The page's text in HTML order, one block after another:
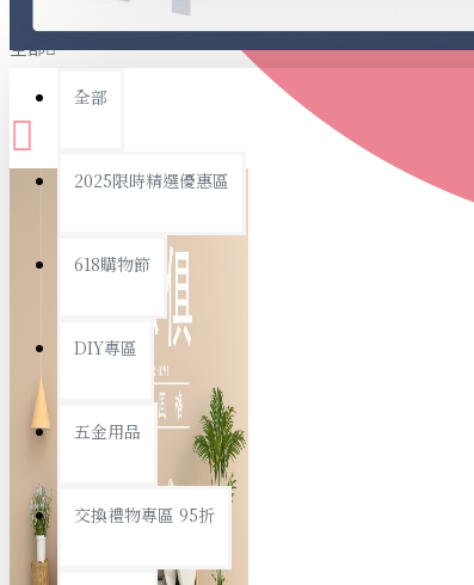
文具收納
書寫用品
衛浴用品
個人衛浴用品
浴室置物/收納
全部
全部
2025限時精選優惠區
618購物節
DIY專區
五金用品
交換禮物專區 95折